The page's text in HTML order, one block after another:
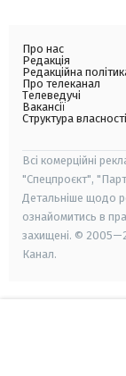
Про нас
Редакція
Редакційна
Про телеканал
Телеведучі
Вакансії
Структура власності
Всі комерційні
"Спецпроєкт",
Детальніше щодо
ознайомитись в
захищені. ©
Канал.